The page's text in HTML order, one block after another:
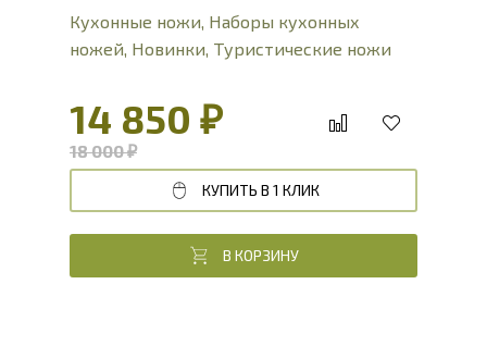
Кухонные ножи, Наборы кухонных
ножей, Новинки, Туристические ножи
14 850 ₽
18 000 ₽
КУПИТЬ В 1 КЛИК
В КОРЗИНУ